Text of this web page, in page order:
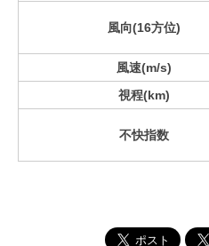
風向(16方位)
風速(m/s)
視程(km)
不快指数